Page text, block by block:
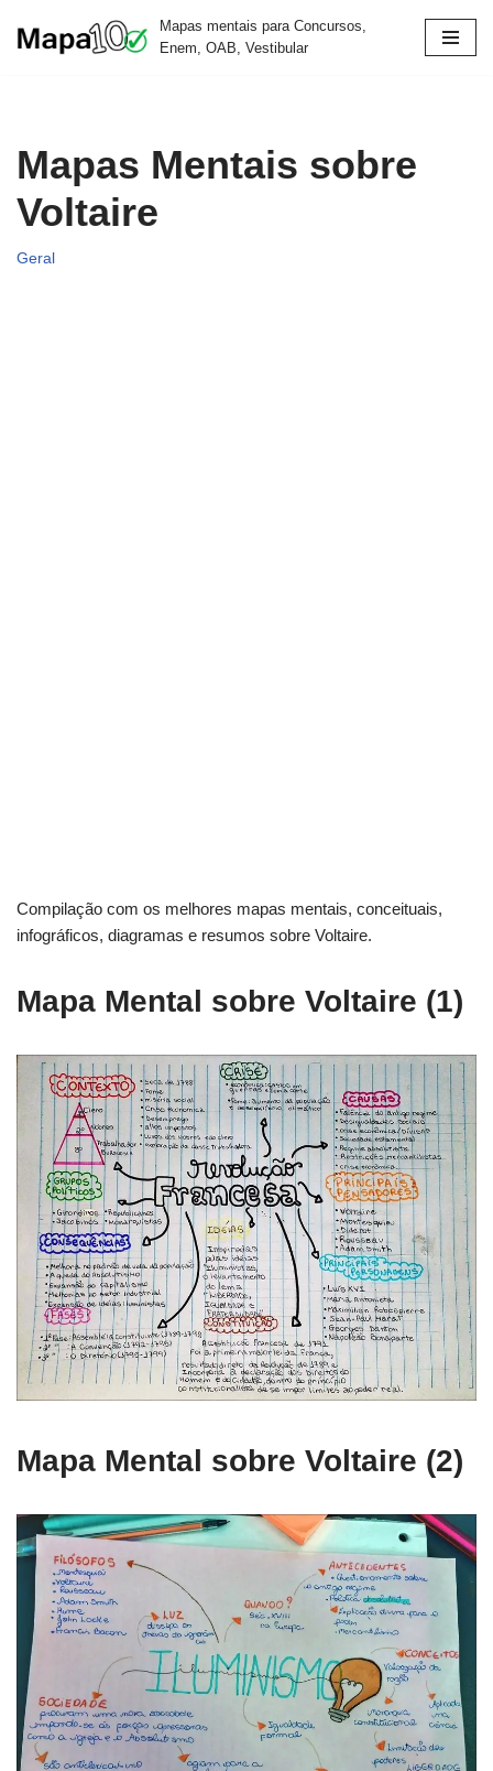
Mapas mentais para Concursos,
Enem, OAB, Vestibular
Mapas Mentais sobre
Voltaire
Geral
Compilação com os melhores mapas mentais, conceituais,
infográficos, diagramas e resumos sobre Voltaire.
Mapa Mental sobre Voltaire (1)
Mapa Mental sobre Voltaire (2)